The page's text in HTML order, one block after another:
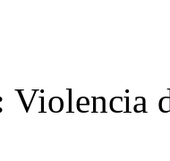
Violencia